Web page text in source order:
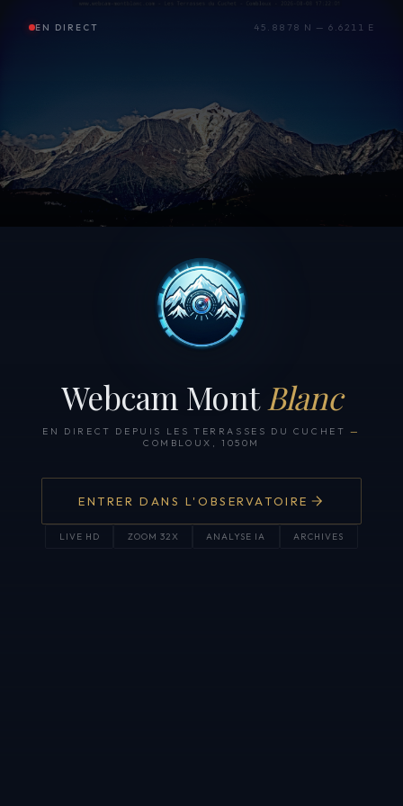
EN DIRECT 45.8878 N — 6.6211 E
Webcam Mont Blanc
EN DIRECT DEPUIS LES TERRASSES DU CUCHET —
COMBLOUX, 1050M
ENTRER DANS L'OBSERVATOIRE
LIVE HD ZOOM 32X ANALYSE IA ARCHIVES